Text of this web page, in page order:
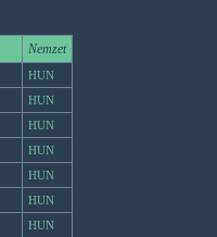
Nemzet
HUN
HUN
HUN
HUN
HUN
HUN
HUN